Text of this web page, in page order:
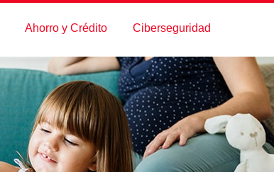
Ahorro y Crédito Ciberseguridad